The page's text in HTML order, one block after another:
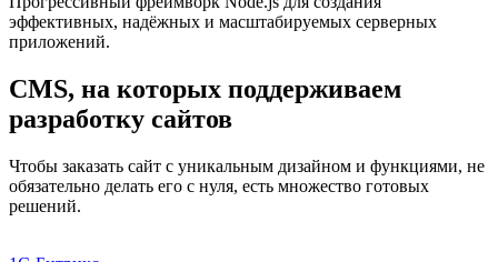
эффективных, надёжных и масштабируемых серверных
приложений.
CMS, на которых поддерживаем
разработку сайтов
Чтобы заказать сайт с уникальным дизайном и функциями, не
обязательно делать его с нуля, есть множество готовых
решений.